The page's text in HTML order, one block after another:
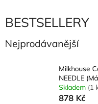
BESTSELLERY
Nejprodávanější
Milkhouse
NEEDLE
Skladem (1
878 Kč